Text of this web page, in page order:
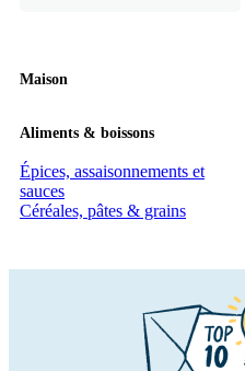
Maison
Aliments & boissons
Épices, assaisonnements et
sauces
Céréales, pâtes & grains